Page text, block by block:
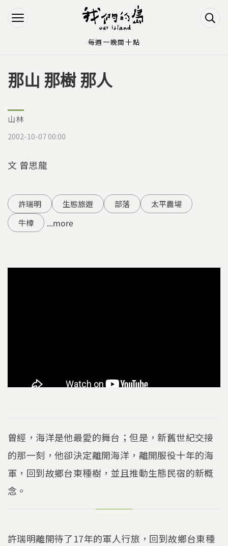
Jump to Navigation
Jump to Main content
您在這裡
那山 那樹 那人
山林
2002-10-07 00:00
文 曾思龍
許瑞明 生態旅遊 部落
太平農場
牛樟
...more
曾經，海洋是他最愛的舞台；但是，新舊世紀交接
的那一刻，他卻決定離開海洋，離開服役十年的海
軍，回到故鄉台東種樹，並且推動生態民宿的新概
念。
許瑞明離開待了17年的軍人行旅，回到故鄉台東種
每週一晚間十點